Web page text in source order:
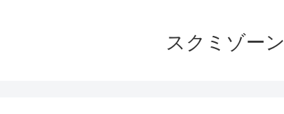
スクミゾーン